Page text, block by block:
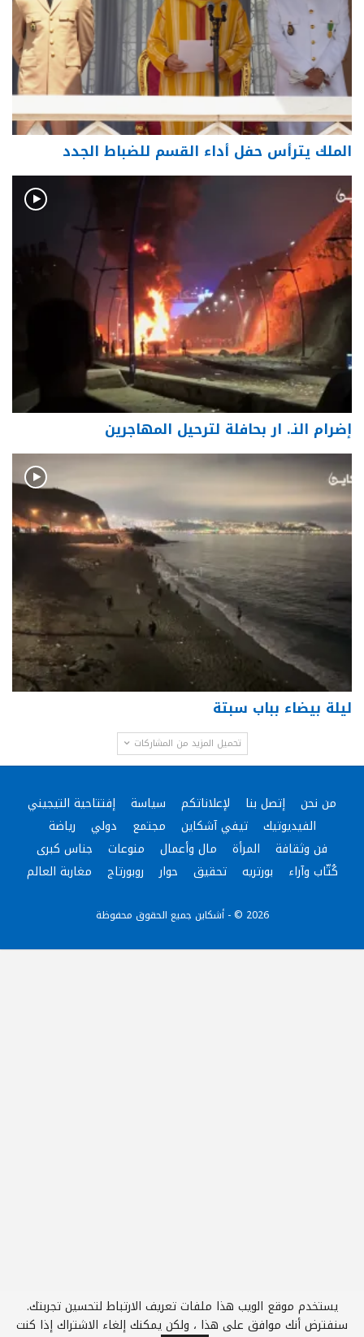
الملك يترأس حفل أداء القسم للضباط الجدد
إضرام النـ. ار بحافلة لترحيل المهاجرين
ليلة بيضاء بباب سبتة
تحميل المزيد من المشاركات
من نحن إتصل بنا لإعلاناتكم سياسة
إفتتاحية التيجيني
الفيديوتيك
تيفي آشكاين مجتمع دولي
رياضة
فن وثقافة
المرأة مال وأعمال منوعات
جناس كبرى
كُتّاب وآراء
بورتريه تحقيق حوار روبورتاج مغاربة العالم
2026 © - أشكاين جميع الحقوق محفوظة
يستخدم موقع الويب هذا ملفات تعريف الارتباط لتحسين تجربتك.
سنفترض أنك موافق على هذا ، ولكن يمكنك إلغاء الاشتراك إذا كنت